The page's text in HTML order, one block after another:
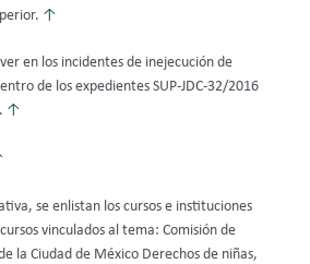
↑
en los incidentes de inejecución de
de los expedientes SUP-JDC-32/2016
↑
se enlistan los cursos e instituciones
vinculados al tema: Comisión de
la Ciudad de México Derechos de niñas,